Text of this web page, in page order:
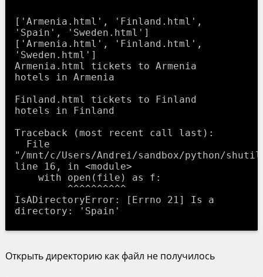
['Armenia.html', 'Finland.html',
'Spain', 'Sweden.html']
['Armenia.html', 'Finland.html',
'Sweden.html']
Armenia.html tickets to Armenia
hotels in Armenia
Finland.html tickets to Finland
hotels in Finland
Traceback (most recent call last):
"/mnt/c/Users/Andrei/sandbox/python/
line 16, in <module>
IsADirectoryError: [Errno 21] Is a
Открыть директорию как файл не получилось